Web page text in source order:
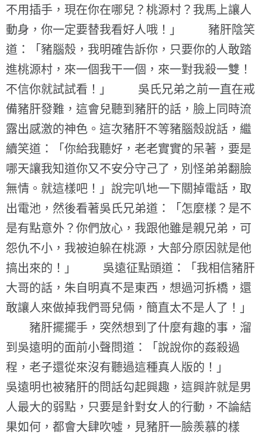
不用插手，現在你在哪兒？桃源村？我馬上讓人
動身，你一定要替我看好人哦！」 豬肝陰笑
道：「豬腦殼，我明確告訴你，只要你的人敢踏
進桃源村，來一個我干一個，來一對我殺一雙！
不信你就試試看！」 吳氏兄弟之前一直在戒
備豬肝發難，這會兒聽到豬肝的話，臉上同時流
露出感激的神色。這次豬肝不等豬腦殼說話，繼
續笑道：「你給我聽好，老老實實的呆著，要是
哪天讓我知道你又不安分守己了，別怪弟弟翻臉
無情。就這樣吧！」說完叭地一下關掉電話，取
出電池，然後看著吳氏兄弟道：「怎麼樣？是不
是有點意外？你們放心，我跟他雖是親兄弟，可
怨仇不小，我被迫躲在桃源，大部分原因就是他
搞出來的！」 吳遠征點頭道：「我相信豬肝
大哥的話，朱自明真不是東西，想過河拆橋，還
敢讓人來做掉我們哥兒倆，簡直太不是人了！」
豬肝擺擺手，突然想到了什麼有趣的事，溜
到吳遠明的面前小聲問道：「說說你的姦殺過
程，老子還從來沒有聽過這種真人版的！」
吳遠明也被豬肝的問話勾起興趣，這興許就是男
人最大的弱點，只要是針對女人的行動，不論結
果如何，都會大肆吹噓，見豬肝一臉羨慕的樣